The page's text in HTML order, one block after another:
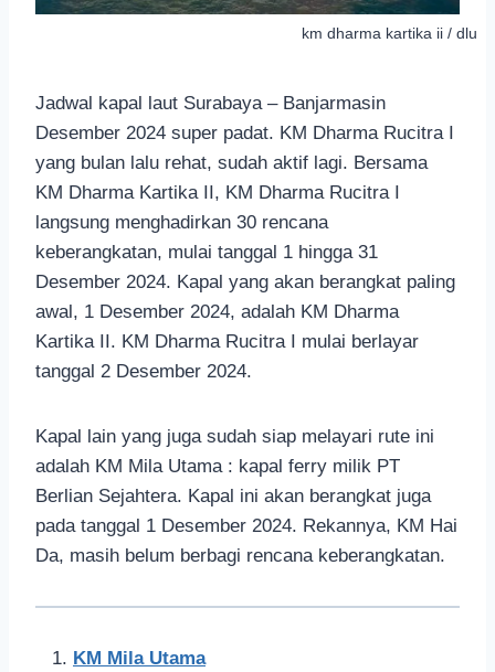
km dharma kartika ii / dlu
Jadwal kapal laut Surabaya – Banjarmasin
Desember 2024 super padat. KM Dharma Rucitra I
yang bulan lalu rehat, sudah aktif lagi. Bersama
KM Dharma Kartika II, KM Dharma Rucitra I
langsung menghadirkan 30 rencana
keberangkatan, mulai tanggal 1 hingga 31
Desember 2024. Kapal yang akan berangkat paling
awal, 1 Desember 2024, adalah KM Dharma
Kartika II. KM Dharma Rucitra I mulai berlayar
tanggal 2 Desember 2024.
Kapal lain yang juga sudah siap melayari rute ini
adalah KM Mila Utama : kapal ferry milik PT
Berlian Sejahtera. Kapal ini akan berangkat juga
pada tanggal 1 Desember 2024. Rekannya, KM Hai
Da, masih belum berbagi rencana keberangkatan.
KM Mila Utama